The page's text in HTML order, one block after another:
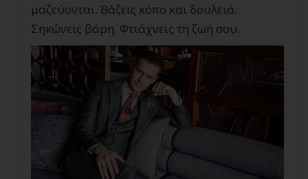
μαζεύονται. Βάζεις κόπο και δουλειά.
Σηκώνεις βάρη. Φτιάχνεις τη ζωή σου.